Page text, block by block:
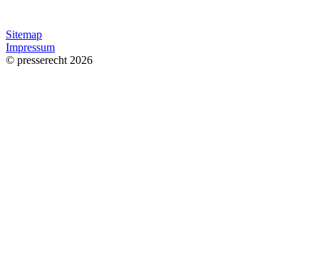
Sitemap
Impressum
© presserecht 2026